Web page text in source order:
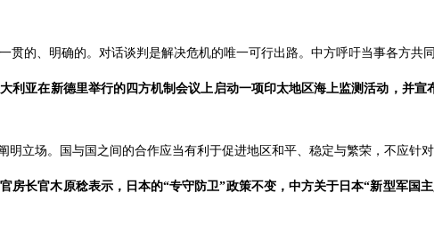
贯的、明确的。对话谈判是解决危机的唯一可行出路。中方呼吁当事各方共
利亚在新德里举行的四方机制会议上启动一项印太地区海上监测活动，并
明立场。国与国之间的合作应当有利于促进地区和平、稳定与繁荣，不应针
房长官木原稔表示，日本的“专守防卫”政策不变，中方关于日本“新型军国